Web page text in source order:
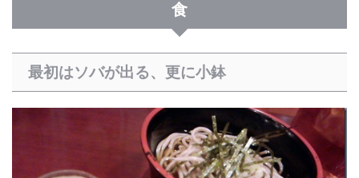
食
最初はソバが出る、更に小鉢